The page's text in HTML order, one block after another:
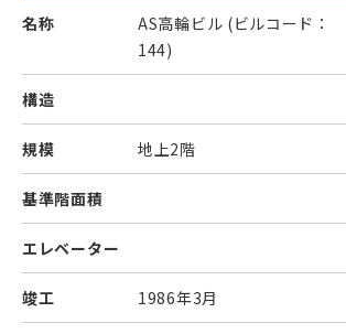
名称 AS高輪ビル (ビルコード：
144)
構造
規模 地上2階
基準階面積
エレベーター
竣工 1986年3月